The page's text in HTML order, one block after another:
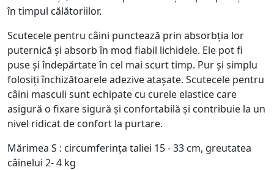
în timpul călătoriilor.
Scutecele pentru câini punctează prin absorbția lor
puternică și absorb în mod fiabil lichidele. Ele pot fi
puse și îndepărtate în cel mai scurt timp. Pur și simplu
folosiți închizătoarele adezive atașate. Scutecele pentru
câini masculi sunt echipate cu curele elastice care
asigură o fixare sigură și confortabilă și contribuie la un
nivel ridicat de confort la purtare.
Mărimea S : circumferința taliei 15 - 33 cm, greutatea
câinelui 2- 4 kg